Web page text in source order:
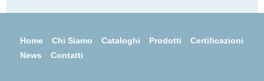
Home Chi Siamo Cataloghi Prodotti
Certificazioni
News
Contatti